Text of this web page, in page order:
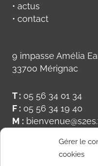
Gérer le
cookies
• actus
• contact
9 impasse Amélia
33700 Mérignac
T : 05 56 34 01 34
F : 05 56 34 19 40
M :